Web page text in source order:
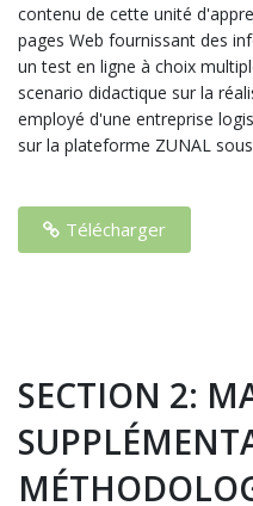
contenu de cette unité
pages Web fournissant des
un test en ligne à choix
scenario didactique sur la
employé d'une entreprise
sur la plateforme ZUNAL
Télécharger
SECTION 2: